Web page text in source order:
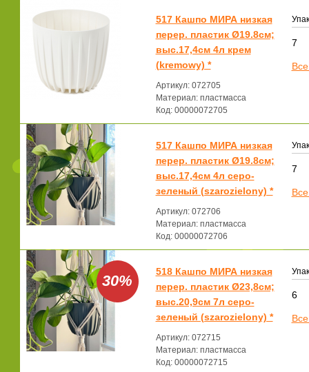
517 Кашпо МИРА низкая
перер. пластик Ø19.8см;
выс.17,4см 4л крем
(kremowy) *
Артикул: 072705
Материал: пластмасса
Код: 00000072705
7
517 Кашпо МИРА низкая
перер. пластик Ø19.8см;
выс.17,4см 4л серо-
зеленый (szarozielony) *
Артикул: 072706
Материал: пластмасса
Код: 00000072706
7
30%
518 Кашпо МИРА низкая
перер. пластик Ø23,8см;
выс.20,9см 7л серо-
зеленый (szarozielony) *
Артикул: 072715
Материал: пластмасса
Код: 00000072715
6